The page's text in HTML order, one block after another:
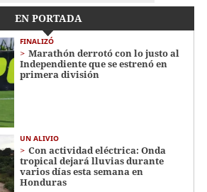
EN PORTADA
FINALIZÓ
Marathón derrotó con lo justo al
Independiente que se estrenó en
primera división
UN ALIVIO
Con actividad eléctrica: Onda
tropical dejará lluvias durante
varios días esta semana en
Honduras